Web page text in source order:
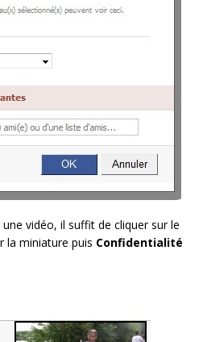
vidéo, il suffit de cliquer sur le
la miniature puis Confidentialité